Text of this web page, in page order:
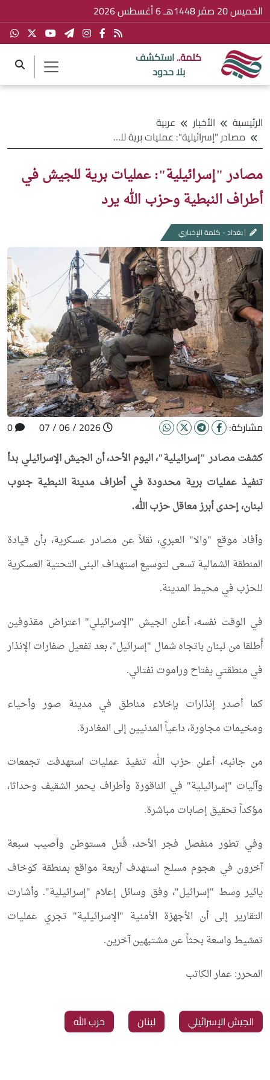
الخميس 20 صفَر 1448هـ 6 أغسطس 2026
كلمة..استكشف
بلا حدود
الرئيسية الأخبار
عربية
مصادر "إسرائيلية": عمليات برية للجيش في أطراف النبطية وحزب الله يرد
مصادر "إسرائيلية": عمليات برية للجيش في
أطراف النبطية وحزب الله يرد
بغداد - كلمة الإخباري
مشاركة:
كشفت مصادر "إسرائيلية"، اليوم الأحد، أن الجيش الإسرائيلي بدأ
تنفيذ عمليات برية محدودة في أطراف مدينة النبطية جنوب
لبنان، إحدى أبرز معاقل حزب الله.
وأفاد موقع "والا" العبري، نقلاً عن مصادر عسكرية، بأن قيادة
المنطقة الشمالية تسعى لتوسيع استهداف البنى التحتية العسكرية
للحزب في محيط المدينة.
في الوقت نفسه، أعلن الجيش "الإسرائيلي" اعتراض مقذوفين
أُطلقا من لبنان باتجاه شمال "إسرائيل"، بعد تفعيل صفارات الإنذار
في منطقتي يفتاح وراموت نفتالي.
كما أصدر إنذارات بإخلاء مناطق في مدينة صور وأحياء
ومخيمات مجاورة، داعياً المدنيين إلى المغادرة.
من جانبه، أعلن حزب الله تنفيذ عمليات استهدفت تجمعات
وآليات "إسرائيلية" في الناقورة وأطراف يحمر الشقيف وحداثا،
مؤكداً تحقيق إصابات مباشرة.
وفي تطور منفصل فجر الأحد، قُتل مستوطن وأصيب سبعة
آخرون في هجوم مسلح استهدف أربعة مواقع بمنطقة كوخاف
يائير وسط "إسرائيل"، وفق وسائل إعلام "إسرائيلية". وأشارت
التقارير إلى أن الأجهزة الأمنية "الإسرائيلية" تجري عمليات
تمشيط واسعة بحثاً عن مشتبهين آخرين.
المحرر: عمار الكاتب
الجيش الإسرائيلي لبنان حزب الله